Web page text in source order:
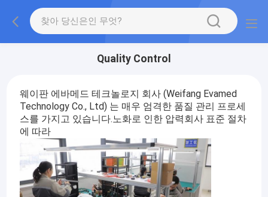
Quality Control
웨이판 에바메드 테크놀로지 회사 (Weifang Evamed
Technology Co., Ltd) 는 매우 엄격한 품질 관리 프로세
스를 가지고 있습니다.노화로 인한 압력회사 표준 절차
에 따라